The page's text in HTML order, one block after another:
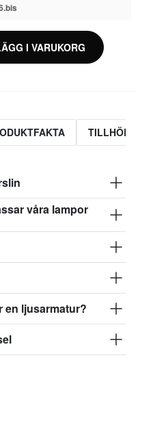
glas
1 377 kr
Slut i lager
1 459 kr
1 377 kr
I VARUKORG
våra lampor
en ljusarmatur?